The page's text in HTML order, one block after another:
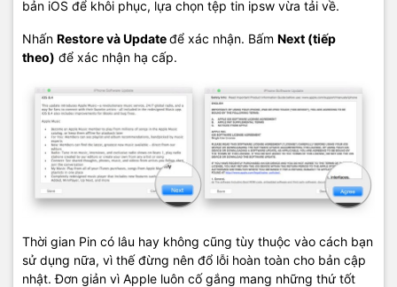
bản iOS để khôi phục, lựa chọn tệp tin ipsw vừa tải về.
Nhấn Restore và Updateđể xác nhận. Bấm Next (tiếp
theo) để xác nhận hạ cấp.
Thời gian Pin có lâu hay không cũng tùy thuộc vào cách bạn
sử dụng nữa, vì thế đừng nên đổ lỗi hoàn toàn cho bản cập
nhật. Đơn giản vì Apple luôn cố gắng mang những thứ tốt